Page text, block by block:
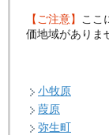
【ご注意】 ここ
価地域がありま
小牧原
葭原
弥生町